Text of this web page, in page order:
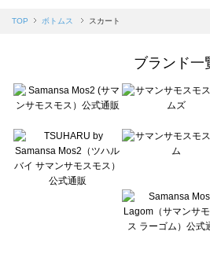
Samansa Mos2 blue（サマンサモスモス ブルー）
sō4ū（ソウフォーユー）のスカート一覧
Te chichi（テチチ）のスカート一覧
Te chichi CLASSIC（テチチ クラシック）のスカー
Lugnoncure（ルノンキュール）のスカート一覧
BETTY'S BLUE（べティーズブルー）のスカート一
Wpc.（ワールドパーティー）のスカート一覧
TOP ボトムス スカート
ブランド一